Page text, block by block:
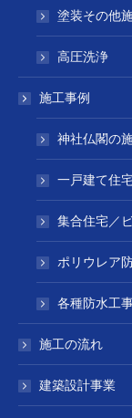
塗装その他
高圧洗浄
施工事例
神社仏閣の
一戸建て住
集合住宅／
ポリウレア
各種防水工
施工の流れ
建築設計事業